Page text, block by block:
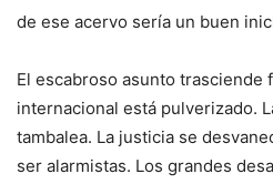
de ese acervo sería un buen
El escabroso asunto trasciende
internacional está pulverizado.
tambalea. La justicia se
ser alarmistas. Los grandes